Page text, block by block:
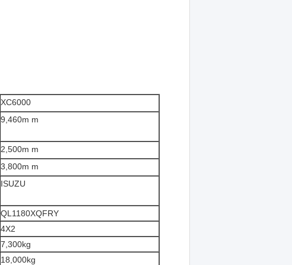
XC6000
9,460m m
2,500m m
3,800m m
ISUZU
QL1180XQFRY
4X2
7,300kg
18,000kg